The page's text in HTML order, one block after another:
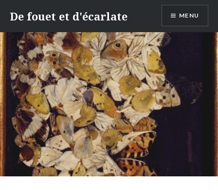
contenu
De fouet et d'écarlate MENU